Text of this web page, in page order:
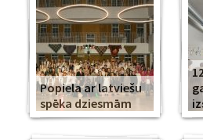
Popiela ar latviešu
spēka dziesmām